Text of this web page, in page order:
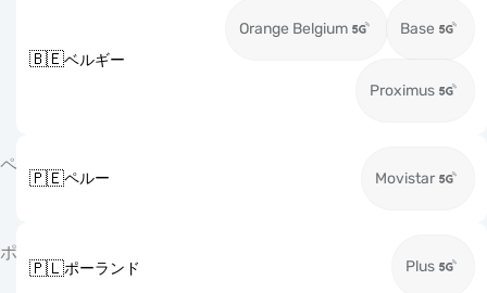
🇧🇪ベルギー
Orange Belgium Base
Proximus
ペ
🇵🇪ペルー Movistar
ポ
🇵🇱ポーランド Plus